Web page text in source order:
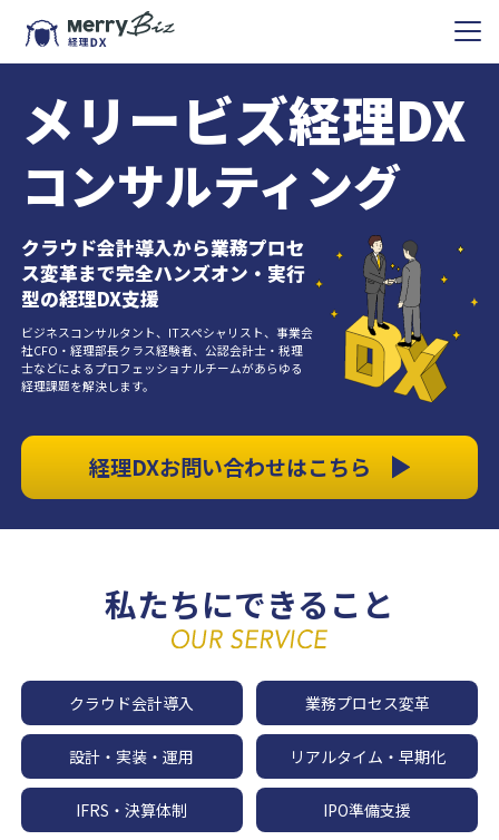
メリービズ経理DX
コンサルティング
クラウド会計導入から業務プロセ
ス変革まで完全ハンズオン・実行
型の経理DX支援
ビジネスコンサルタント、ITスペシャリスト、事業会
社CFO・経理部長クラス経験者、公認会計士・税理
士などによるプロフェッショナルチームがあらゆる
経理課題を解決します。
経理DXお問い合わせはこちら
私たちにできること
クラウド会計導入 業務プロセス変革
設計・実装・運用 リアルタイム・早期化
IFRS・決算体制 IPO準備支援